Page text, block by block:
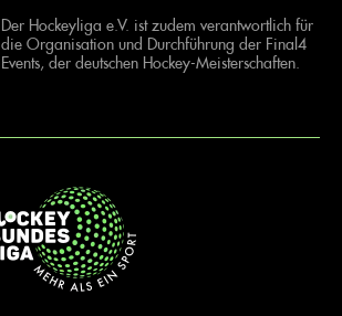
Der Hockeyliga e.V. ist zudem verantwortlich für
die Organisation und Durchführung der Final4
Events, der deutschen Hockey-Meisterschaften.